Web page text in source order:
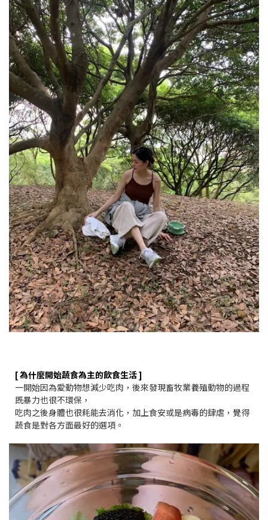
[ 為什麼開始蔬食為主的飲食生活 ]
一開始因為愛動物想減少吃肉，後來發現畜牧業養殖動物的過程
既暴力也很不環保，
吃肉之後身體也很耗能去消化，加上食安或是病毒的肆虐，覺得
蔬食是對各方面最好的選項。